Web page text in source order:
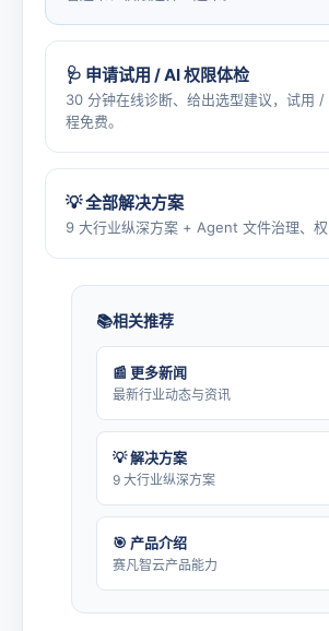
🩺 申请试用 / AI 权限体检
30 分钟在线诊断、给出选型建议，试用
程免费。
💡 全部解决方案
9 大行业纵深方案 + Agent 文件治理、权
相关推荐
📰 更多新闻
最新行业动态与资讯
💡 解决方案
9 大行业纵深方案
🎯 产品介绍
赛凡智云产品能力